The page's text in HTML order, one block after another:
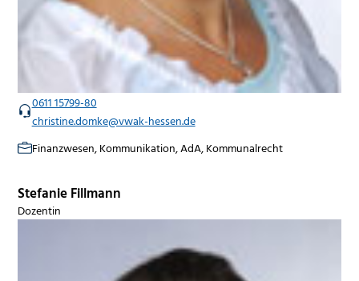
0611 15799-80
christine.domke@vwak-hessen.de
Finanzwesen, Kommunikation, AdA, Kommunalrecht
Stefanie Fillmann
Dozentin